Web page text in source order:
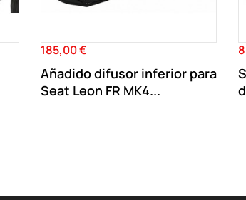
Precio
185,00 €
Añadido difusor inferior para
Seat Leon FR MK4...